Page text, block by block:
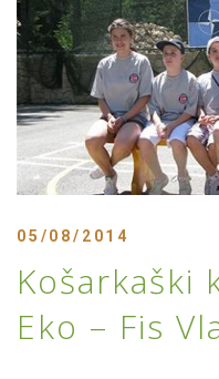
05/08/2014
Košarkaški
Eko – Fis